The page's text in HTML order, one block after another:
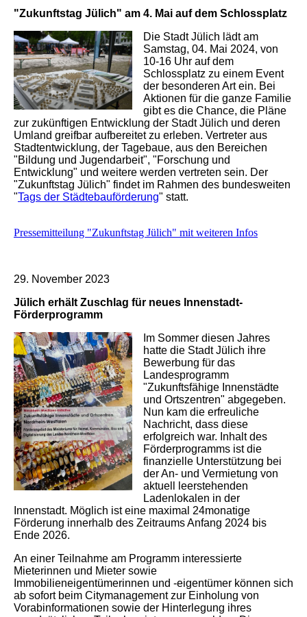
"Zukunftstag Jülich" am 4. Mai auf dem Schlossplatz
Die Stadt Jülich lädt am
Samstag, 04. Mai 2024, von
10-16 Uhr auf dem
Schlossplatz zu einem Event
der besonderen Art ein. Bei
Aktionen für die ganze Familie
gibt es die Chance, die Pläne
zur zukünftigen Entwicklung der Stadt Jülich und deren
Umland greifbar aufbereitet zu erleben. Vertreter aus
Stadtentwicklung, der Tagebaue, aus den Bereichen
"Bildung und Jugendarbeit", "Forschung und
Entwicklung" und weitere werden vertreten sein. Der
"Zukunftstag Jülich" findet im Rahmen des bundesweiten
"Tags der Städtebauförderung" statt.
Pressemitteilung "Zukunftstag Jülich" mit weiteren Infos
29. November 2023
Jülich erhält Zuschlag für neues Innenstadt-
Förderprogramm
Im Sommer diesen Jahres
hatte die Stadt Jülich ihre
Bewerbung für das
Landesprogramm
"Zukunftsfähige Innenstädte
und Ortszentren" abgegeben.
Nun kam die erfreuliche
Nachricht, dass diese
erfolgreich war. Inhalt des
Förderprogramms ist die
finanzielle Unterstützung bei
der An- und Vermietung von
aktuell leerstehenden
Ladenlokalen in der
Innenstadt. Möglich ist eine maximal 24monatige
Förderung innerhalb des Zeitraums Anfang 2024 bis
Ende 2026.
An einer Teilnahme am Programm interessierte
Mieterinnen und Mieter sowie
Immobilieneigentümerinnen und -eigentümer können sich
ab sofort beim Citymanagement zur Einholung von
Vorabinformationen sowie der Hinterlegung ihres